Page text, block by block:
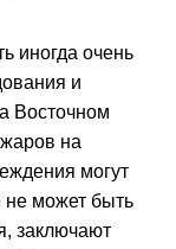
иногда очень
и
Восточном
на
могут
может быть
заключают